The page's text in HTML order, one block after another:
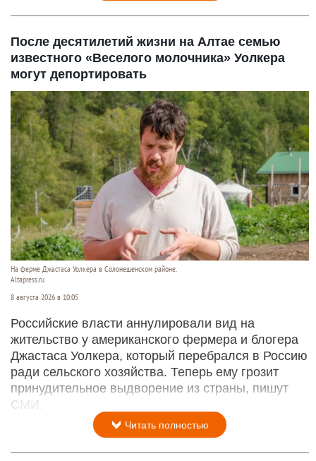
После десятилетий жизни на Алтае семью
известного «Веселого молочника» Уолкера
могут депортировать
На ферме Джастаса Уолкера в Солонешенском районе.
Altapress.ru
8 августа 2026 в 10:05
Российские власти аннулировали вид на
жительство у американского фермера и блогера
Джастаса Уолкера, который перебрался в Россию
ради сельского хозяйства. Теперь ему грозит
принудительное выдворение из страны, пишут
СМИ.
Читать полностью